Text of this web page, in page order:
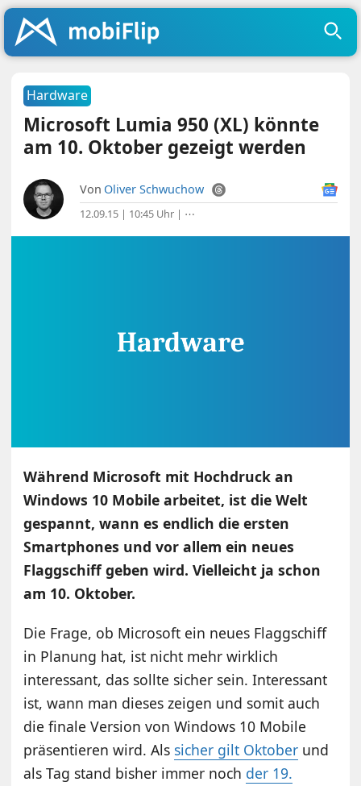
Hardware
Microsoft Lumia 950 (XL) könnte
am 10. Oktober gezeigt werden
Von Oliver Schwuchow
12.09.15 | 10:45 Uhr | ⋯
Während Microsoft mit Hochdruck an
Windows 10 Mobile arbeitet, ist die Welt
gespannt, wann es endlich die ersten
Smartphones und vor allem ein neues
Flaggschiff geben wird. Vielleicht ja schon
am 10. Oktober.
Die Frage, ob Microsoft ein neues Flaggschiff
in Planung hat, ist nicht mehr wirklich
interessant, das sollte sicher sein. Interessant
ist, wann man dieses zeigen und somit auch
die finale Version von Windows 10 Mobile
präsentieren wird. Als sicher gilt Oktober und
als Tag stand bisher immer noch der 19.